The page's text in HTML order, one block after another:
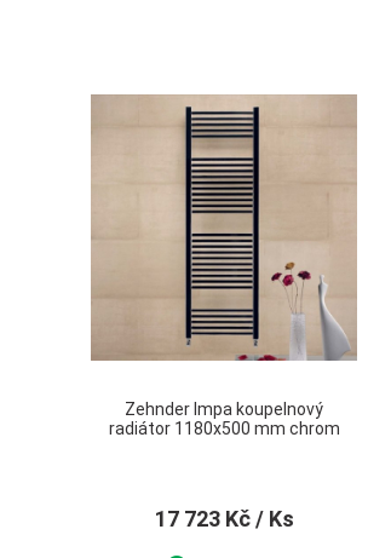
Zehnder Impa koupelnový
radiátor 1180x500 mm chrom
17 723 Kč/ Ks